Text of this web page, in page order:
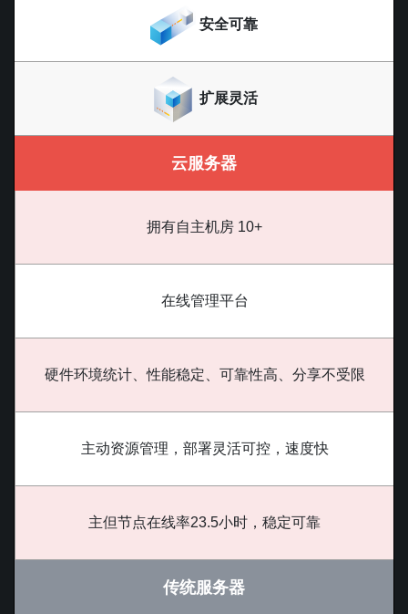
安全可靠
扩展灵活
云服务器
拥有自主机房 10+
在线管理平台
硬件环境统计、性能稳定、可靠性高、分享不受限
主动资源管理，部署灵活可控，速度快
主但节点在线率23.5小时，稳定可靠
传统服务器